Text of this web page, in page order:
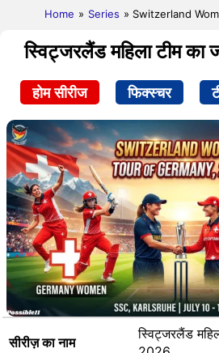
Home » Series » Switzerland
स्विट्जरलैंड महिला टीम का
होम सीरीज फिक्स्चर
सीरीज़ का नाम
स्विट्जरलैंड